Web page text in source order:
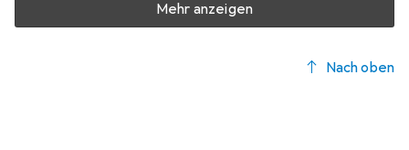
Mehr anzeigen
Nach oben